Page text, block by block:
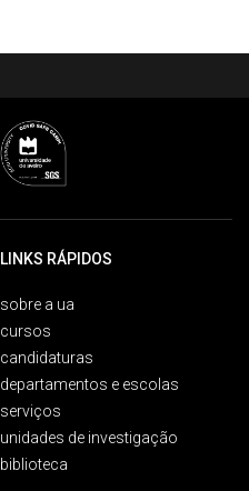
LINKS RÁPIDOS
sobre a ua
cursos
candidaturas
departamentos e escolas
serviços
unidades de investigação
biblioteca